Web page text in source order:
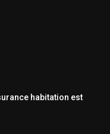
habitation est